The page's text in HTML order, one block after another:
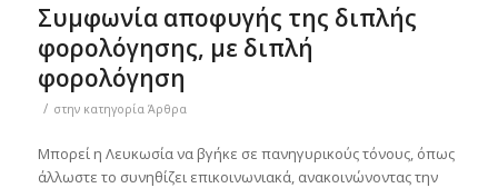
Συμφωνία αποφυγής της διπλής
φορολόγησης, με διπλή
φορολόγηση
/ στην κατηγορία Άρθρα
Μπορεί η Λευκωσία να βγήκε σε πανηγυρικούς τόνους, όπως
άλλωστε το συνηθίζει επικοινωνιακά, ανακοινώνοντας την